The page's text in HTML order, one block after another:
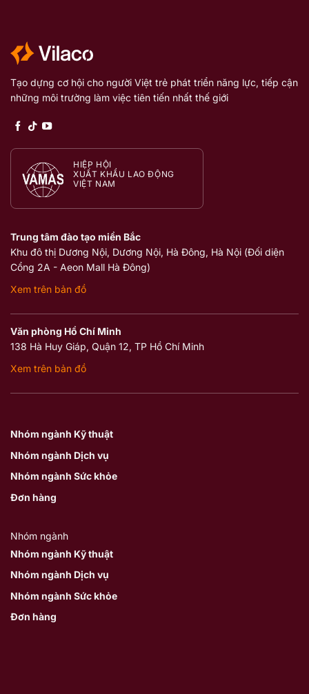
Tạo dựng cơ hội cho người Việt trẻ phát triển năng lực, tiếp cận
những môi trường làm việc tiên tiến nhất thế giới
HIỆP HỘI
XUẤT KHẨU LAO ĐỘNG
VIỆT NAM
Nhóm ngành Kỹ thuật
Nhóm ngành Dịch vụ
Nhóm ngành Sức khỏe
Đơn hàng
Nhóm ngành
Nhóm ngành Kỹ thuật
Nhóm ngành Dịch vụ
Nhóm ngành Sức khỏe
Đơn hàng
Trung tâm đào tạo miền Bắc
Khu đô thị Dương Nội, Dương Nội, Hà Đông, Hà Nội (Đối diện
Cổng 2A - Aeon Mall Hà Đông)
Xem trên bản đồ
Văn phòng Hồ Chí Minh
138 Hà Huy Giáp, Quận 12, TP Hồ Chí Minh
Xem trên bản đồ